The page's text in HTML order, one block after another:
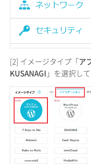
[2] イメージタイプ「ア
KUSANAGI 」を選択し